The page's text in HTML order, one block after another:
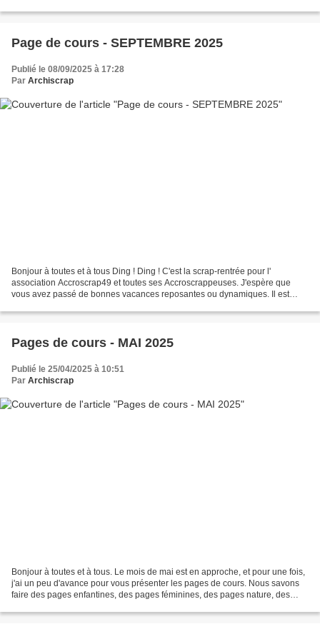
Page de cours - SEPTEMBRE 2025
Publié le 08/09/2025 à 17:28
Par Archiscrap
Bonjour à toutes et à tous Ding ! Ding ! C'est la scrap-rentrée pour l'
association Accroscrap49 et toutes ses Accroscrappeuses. J'espère que
vous avez passé de bonnes vacances reposantes ou dynamiques. Il est
Pages de cours - MAI 2025
Publié le 25/04/2025 à 10:51
Par Archiscrap
Bonjour à toutes et à tous. Le mois de mai est en approche, et pour une fois,
j'ai un peu d'avance pour vous présenter les pages de cours. Nous savons
faire des pages enfantines, des pages féminines, des pages nature, des